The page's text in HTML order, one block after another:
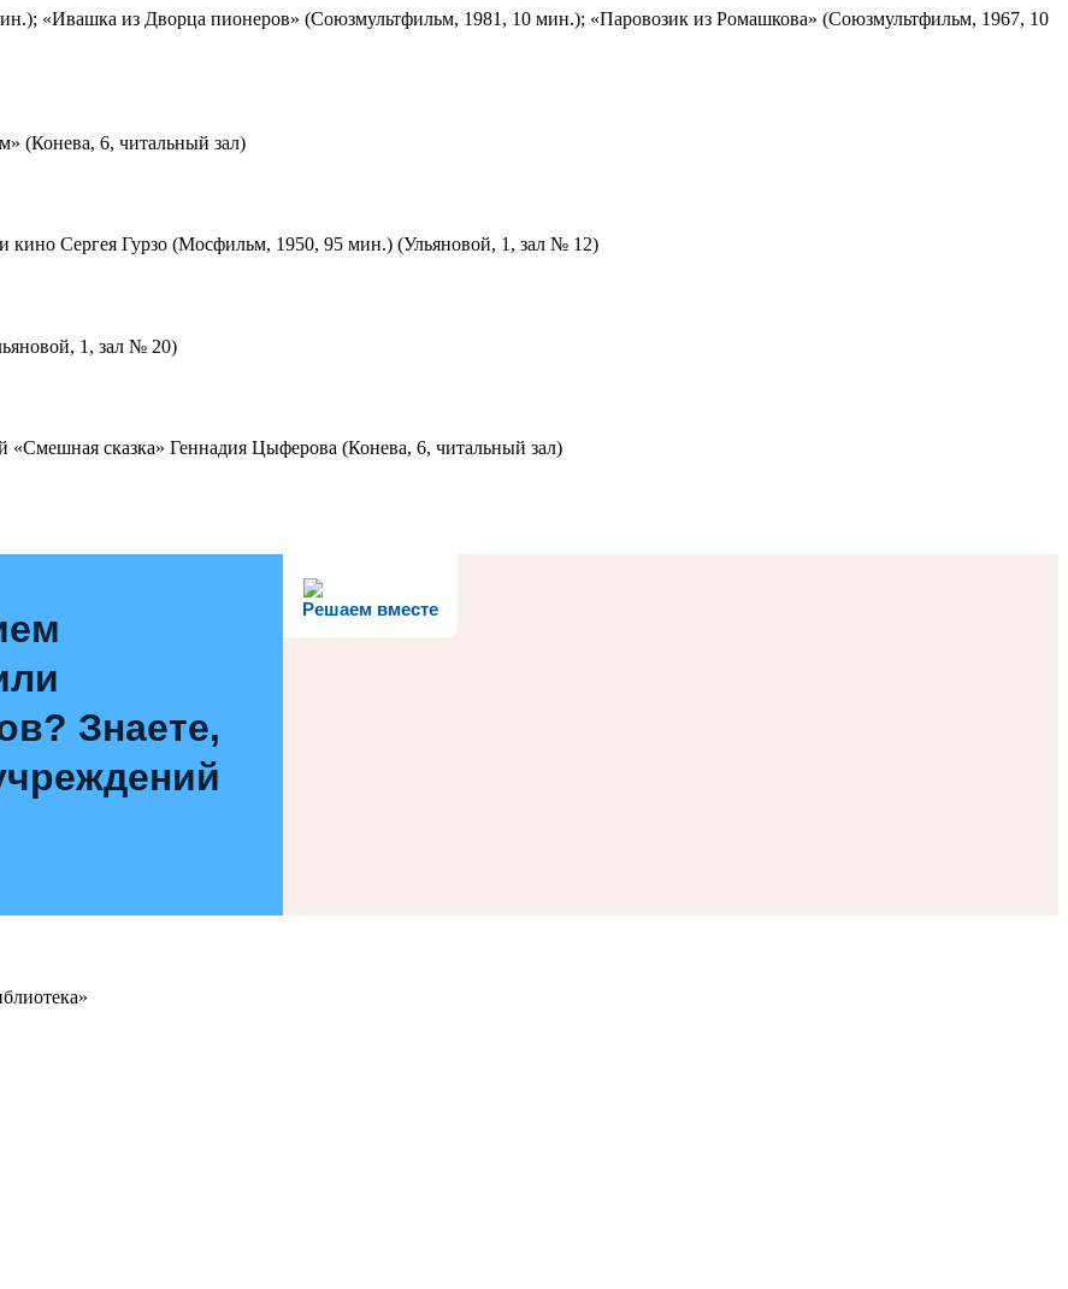
«Ивашка из Дворца пионеров» (Союзмультфильм, 1981, 10 мин.); «Паровозик из Ромашкова» (Союзмультфильм, 1967, 10
(Конева, 6, читальный зал)
кино Сергея Гурзо (Мосфильм, 1950, 95 мин.) (Ульяновой, 1, зал № 12)
1, зал № 20)
«Смешная сказка» Геннадия Цыферова (Конева, 6, читальный зал)
Решаем вместе
Знаете,